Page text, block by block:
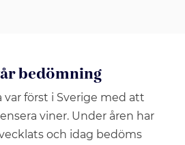
bedömning
var först i Sverige med att
viner. Under åren har
och idag bedöms